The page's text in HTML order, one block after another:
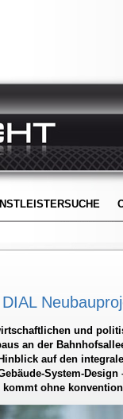
und
an der
auf den
System-
ohne